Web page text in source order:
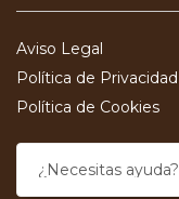
Aviso Legal
Política de Privacidad
Política de Cookies
¿Necesitas ayuda?